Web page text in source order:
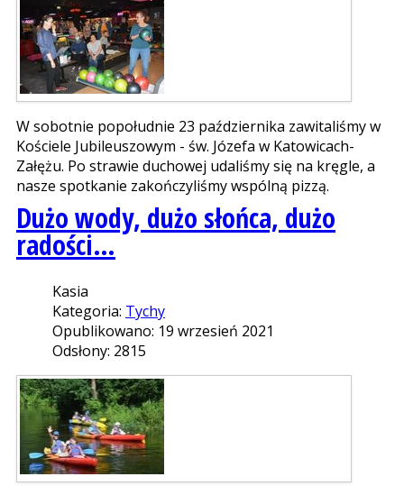
W sobotnie popołudnie 23 października zawitaliśmy w
Kościele Jubileuszowym - św. Józefa w Katowicach-
Załężu. Po strawie duchowej udaliśmy się na kręgle, a
nasze spotkanie zakończyliśmy wspólną pizzą.
Dużo wody, dużo słońca, dużo
radości…
Kasia
Kategoria: Tychy
Opublikowano: 19 wrzesień 2021
Odsłony: 2815